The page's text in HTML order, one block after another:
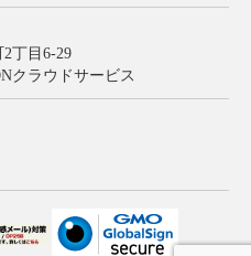
丁目6-29
クラウドサービス